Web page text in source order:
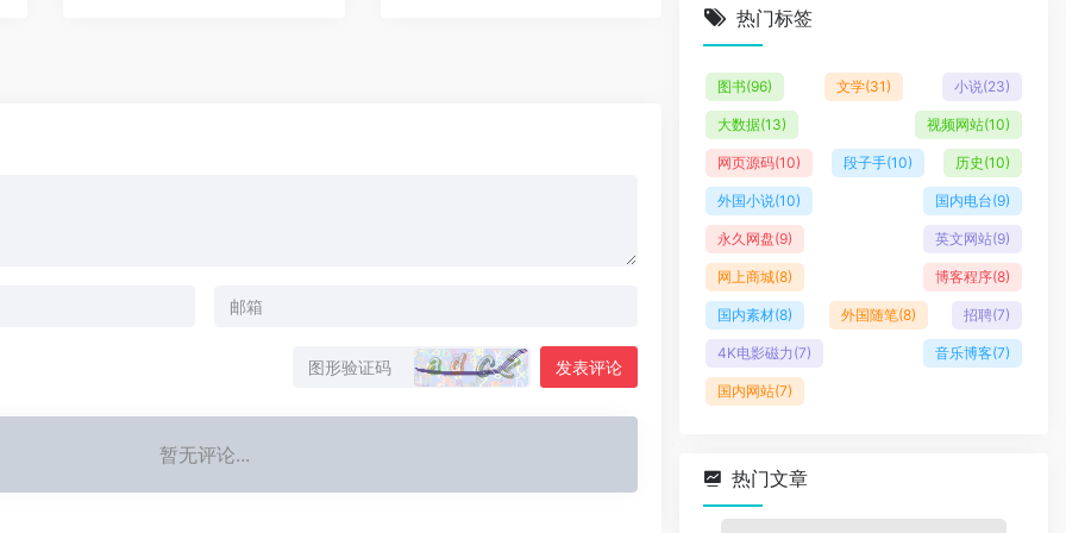
发表评论
暂无评论...
热门标签
图书(96) 文学(31) 小说(23)
大数据(13) 视频网站(10)
网页源码(10) 段子手(10) 历史 (10)
外国小说(10) 国内电台(9)
永久网盘(9) 英文网站(9)
网上商城(8) 博客程序(8)
国内素材(8) 外国随笔(8) 招聘(7)
4K电影磁力 (7) 音乐博客(7)
国内网站(7)
热门文章